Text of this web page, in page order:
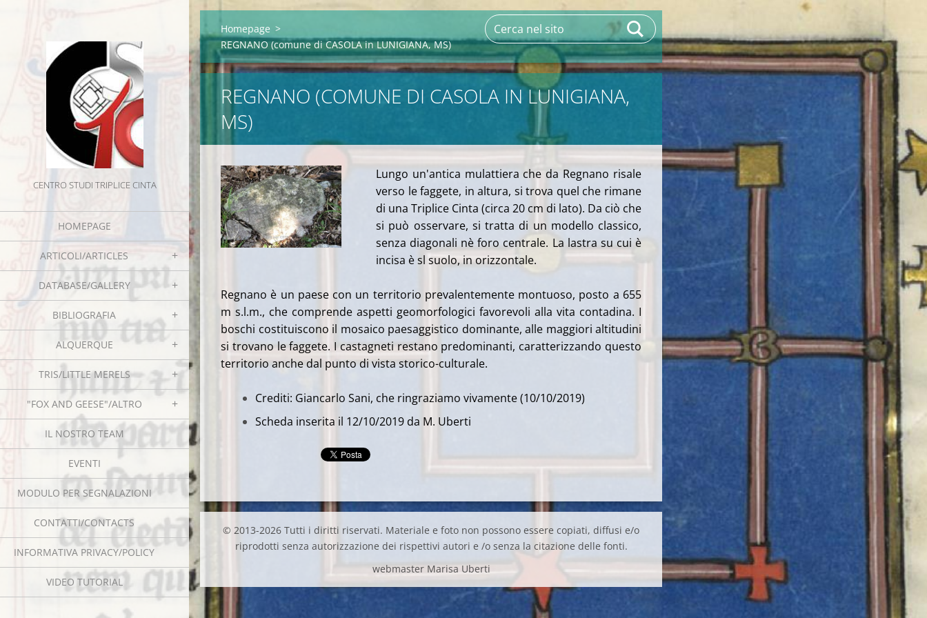
CENTRO STUDI TRIPLICE CINTA
HOMEPAGE
ARTICOLI/ARTICLES
DATABASE/GALLERY
BIBLIOGRAFIA
ALQUERQUE
TRIS/LITTLE MERELS
"FOX AND GEESE"/ALTRO
IL NOSTRO TEAM
EVENTI
MODULO PER SEGNALAZIONI
CONTATTI/CONTACTS
INFORMATIVA PRIVACY/POLICY
VIDEO TUTORIAL
Homepage >
REGNANO (comune di CASOLA in LUNIGIANA, MS)
REGNANO (COMUNE DI CASOLA IN LUNIGIANA,
MS)
Lungo un'antica mulattiera che da Regnano risale
verso le faggete, in altura, si trova quel che rimane
di una Triplice Cinta (circa 20 cm di lato). Da ciò che
si può osservare, si tratta di un modello classico,
senza diagonali nè foro centrale. La lastra su cui è
incisa è sl suolo, in orizzontale.
Regnano è un paese con un territorio prevalentemente montuoso, posto a 655
m s.l.m., che comprende aspetti geomorfologici favorevoli alla vita contadina. I
boschi costituiscono il mosaico paesaggistico dominante, alle maggiori altitudini
si trovano le faggete. I castagneti restano predominanti, caratterizzando questo
territorio anche dal punto di vista storico-culturale.
Crediti: Giancarlo Sani, che ringraziamo vivamente (10/10/2019)
Scheda inserita il 12/10/2019 da M. Uberti
© 2013-2026 Tutti i diritti riservati. Materiale e foto non possono essere copiati, diffusi e/o
riprodotti senza autorizzazione dei rispettivi autori e /o senza la citazione delle fonti.
webmaster Marisa Uberti